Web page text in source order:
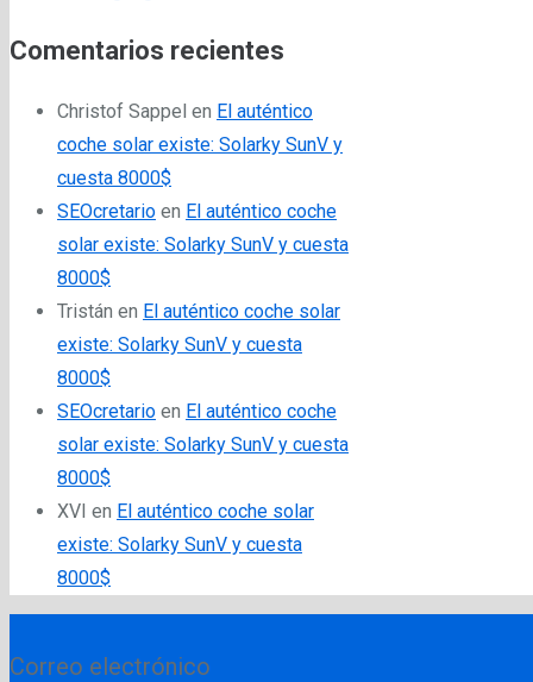
Comentarios recientes
Christof Sappel en El auténtico
coche solar existe: Solarky SunV y
cuesta 8000$
SEOcretario en El auténtico coche
solar existe: Solarky SunV y cuesta
8000$
Tristán en El auténtico coche solar
existe: Solarky SunV y cuesta
8000$
SEOcretario en El auténtico coche
solar existe: Solarky SunV y cuesta
8000$
XVI en El auténtico coche solar
existe: Solarky SunV y cuesta
8000$
Correo electrónico